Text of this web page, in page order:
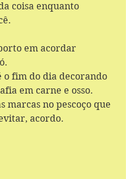
coisa enquanto
em acordar
o fim do dia decorando
em carne e osso.
marcas no pescoço que
acordo.